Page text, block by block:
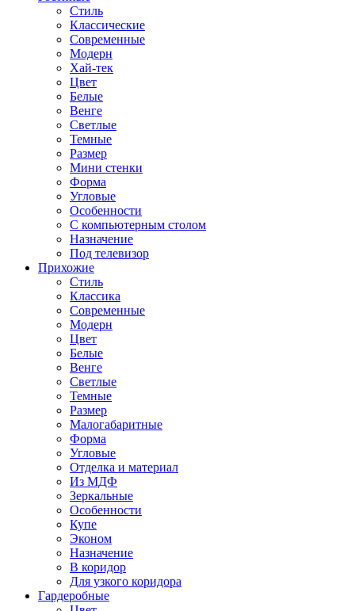
Стиль
Классические
Современные
Модерн
Хай-тек
Цвет
Белые
Венге
Светлые
Темные
Размер
Мини стенки
Форма
Угловые
Особенности
С компьютерным столом
Назначение
Под телевизор
Прихожие
Стиль
Классика
Современные
Модерн
Цвет
Белые
Венге
Светлые
Темные
Размер
Малогабаритные
Форма
Угловые
Отделка и материал
Из МДФ
Зеркальные
Особенности
Купе
Эконом
Назначение
В коридор
Для узкого коридора
Гардеробные